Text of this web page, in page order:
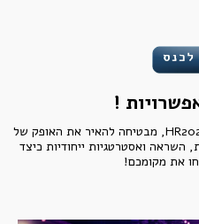
!
וועידת ישראל למשאבי אנוש לשנת HR2024, מבטיחה להאיר את האופק של
ואסטרטגיות ייחודיות כיצד
את מקומכם!